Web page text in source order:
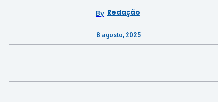
By Redação
8 agosto, 2025